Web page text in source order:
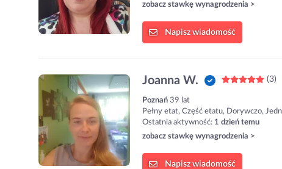
zobacz stawkę wynagrodzenia >
Napisz wiadomość
Joanna W. (3)
Poznań 39 lat
Pełny etat, Część etatu, Dorywczo,
Ostatnia aktywność: 1 dzień temu
zobacz stawkę wynagrodzenia >
Napisz wiadomość